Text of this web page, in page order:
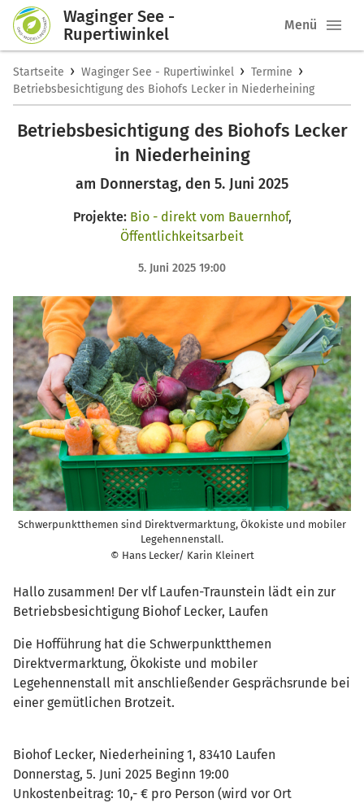
Waginger See -
Rupertiwinkel
Menü
Startseite › Waginger See - Rupertiwinkel › Termine ›
Betriebsbesichtigung des Biohofs Lecker in Niederheining
Betriebsbesichtigung des Biohofs Lecker
in Niederheining
am Donnerstag, den 5. Juni 2025
Projekte: Bio - direkt vom Bauernhof,
Öffentlichkeitsarbeit
5. Juni 2025 19:00
Schwerpunktthemen sind Direktvermarktung, Ökokiste und mobiler
Legehennenstall.
© Hans Lecker/ Karin Kleinert
Hallo zusammen! Der vlf Laufen-Traunstein lädt ein zur
Betriebsbesichtigung Biohof Lecker, Laufen
Die Hofführung hat die Schwerpunktthemen
Direktvermarktung, Ökokiste und mobiler
Legehennenstall mit anschließender Gesprächsrunde bei
einer gemütlichen Brotzeit.
Biohof Lecker, Niederheining 1, 83410 Laufen
Donnerstag, 5. Juni 2025 Beginn 19:00
Unkostenbeitrag: 10,- € pro Person (wird vor Ort